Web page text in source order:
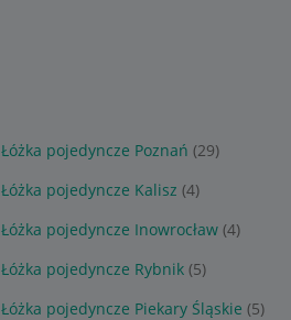
Łóżka pojedyncze Poznań (29)
Łóżka pojedyncze Kalisz (4)
Łóżka pojedyncze Inowrocław (4)
Łóżka pojedyncze Rybnik (5)
Łóżka pojedyncze Piekary Śląskie (5)